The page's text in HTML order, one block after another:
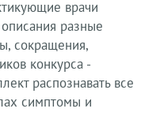
врачи
разные
сокращения,
конкурса -
распознавать все
симптомы и